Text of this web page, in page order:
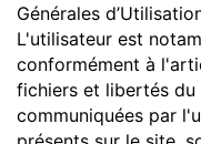
Générales
L'utilisateur est
conformément à
fichiers et libertés du
communiquées par